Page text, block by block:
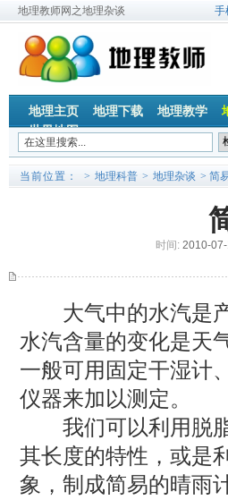
地理教师网之地理杂谈 手
地理主页 地理下载 地理教学
世界地图
当前位置： > 地理科普 > 地理杂谈 > 简
时间: 2010-
大气中的水汽是产
水汽含量的变化是天
一般可用固定干湿计
仪器来加以测定。
我们可以利用脱脂
其长度的特性，或是
象，制成简易的晴雨